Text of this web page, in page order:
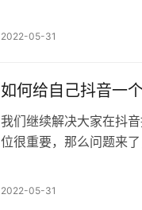
2022-05-31
如何给自己抖音一
我们继续解决大家在抖
位很重要，那么问题来
2022-05-31